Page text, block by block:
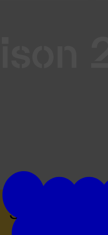
Suivez toutes